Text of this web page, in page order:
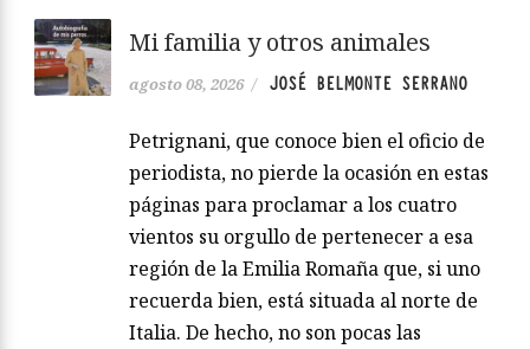
Mi familia y otros animales
agosto 08, 2026 / JOSÉ BELMONTE SERRANO
Petrignani, que conoce bien el oficio de
periodista, no pierde la ocasión en estas
páginas para proclamar a los cuatro
vientos su orgullo de pertenecer a esa
región de la Emilia Romaña que, si uno
recuerda bien, está situada al norte de
Italia. De hecho, no son pocas las